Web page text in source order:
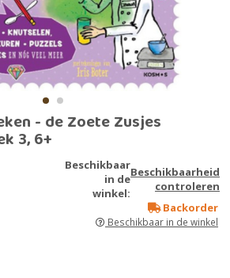
- de Zoete Zusjes
3, 6+
Beschikbaar
in de
winkel:
Beschikbaarheid
controleren
Backorder
Beschikbaar in de winkel